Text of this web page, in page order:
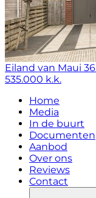
Eiland van Maui 36
535.000 k.k.
Home
Media
In de buurt
Documenten
Aanbod
Over ons
Reviews
Contact